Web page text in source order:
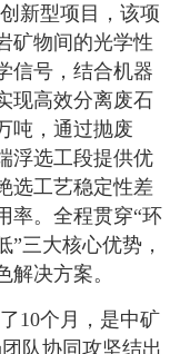
新型项目，该项
矿物间的光学性
信号，结合机器
现高效分离废石
吨，通过抛废
浮选工段提供优
选工艺稳定性差
率。全程贯穿“环
三大核心优势，
决方案。
10个月，是中矿
队协同攻坚结出